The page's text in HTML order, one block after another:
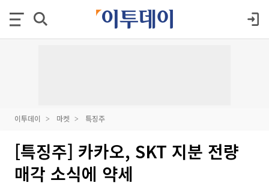
이투데이 마켓 특징주
[특징주] 카카오, SKT 지분 전량
매각 소식에 약세